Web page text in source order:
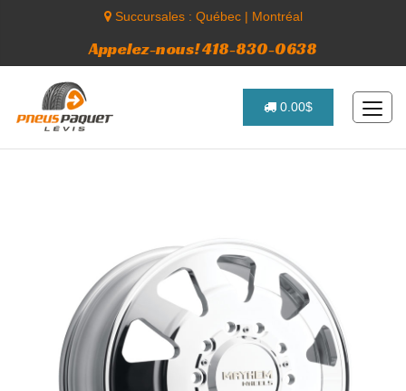
Succursales : Québec| Montréal
Appelez-nous! 418-830-0638
0.00$